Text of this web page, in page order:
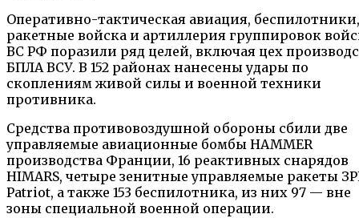
Оперативно-тактическая авиация, беспилотники,
ракетные войска и артиллерия группировок
ВС РФ поразили ряд целей, включая цех
БПЛА ВСУ. В 152 районах нанесены удары по
скоплениям живой силы и военной техники
противника.
Средства противовоздушной обороны сбили две
управляемые авиационные бомбы HAMMER
производства Франции, 16 реактивных снарядов
HIMARS, четыре зенитные управляемые ракеты
Patriot, а также 153 беспилотника, из них 97 — вне
зоны специальной военной операции.